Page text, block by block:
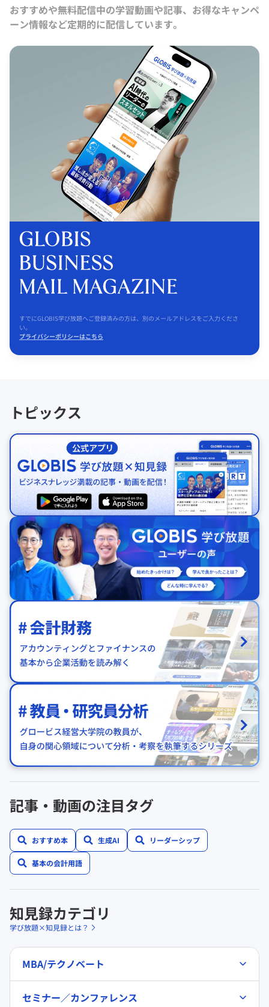
おすすめや無料配信中の学習動画や記事、お得なキャンペ
ーン情報など定期的に配信しています。
すでにGLOBIS学び放題へご登録済みの方は、別のメールアドレスをご入力くださ
い。
プライバシーポリシーはこちら
トピックス
記事・動画の注目タグ
おすすめ本 生成AI リーダーシップ
基本の会計用語
知見録カテゴリ
学び放題×知見録とは？
MBA/テクノベート
セミナー／カンファレンス